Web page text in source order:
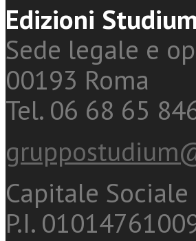
Edizioni
Sede legale e
00193 Roma
Tel. 06 68 65
Capitale
P.I.